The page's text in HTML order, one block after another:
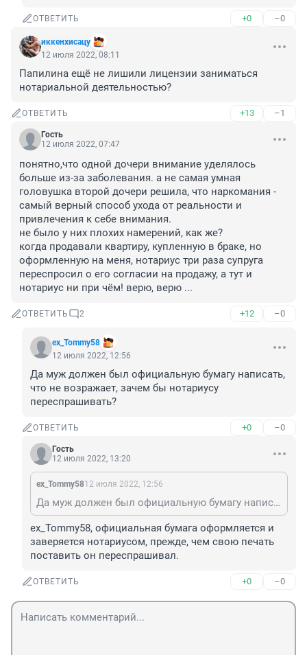
ОТВЕТИТЬ +0 –0
иккенхисацу
12 июля 2022, 08:11
Папилина ещё не лишили лицензии заниматься
нотариальной деятельностью?
ОТВЕТИТЬ +13 –1
Гость
12 июля 2022, 07:47
понятно,что одной дочери внимание уделялось
больше из-за заболевания. а не самая умная
головушка второй дочери решила, что наркомания -
самый верный способ ухода от реальности и
привлечения к себе внимания.
не было у них плохих намерений, как же?
когда продавали квартиру, купленную в браке, но
оформленную на меня, нотариус три раза супруга
переспросил о его согласии на продажу, а тут и
нотариус ни при чём! верю, верю ...
ОТВЕТИТЬ 2 +12 –0
ex_Tommy58
12 июля 2022, 12:56
Да муж должен был официальную бумагу написать,
что не возражает, зачем бы нотариусу
переспрашивать?
ОТВЕТИТЬ +0 –0
Гость
12 июля 2022, 13:20
ex_Tommy5812 июля 2022, 12:56
Да муж должен был официальную бумагу написать, что не возражает, зачем бы нотариусу переспрашивать?
ex_Tommy58, официальная бумага оформляется и
заверяется нотариусом, прежде, чем свою печать
поставить он переспрашивал.
ОТВЕТИТЬ +0 –0